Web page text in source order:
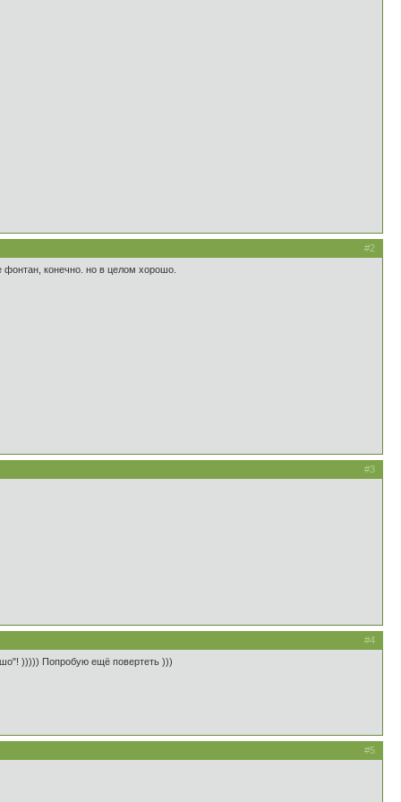
#2
фонтан, конечно. но в целом хорошо.
#3
#4
))))) Попробую ещё повертеть )))
#5